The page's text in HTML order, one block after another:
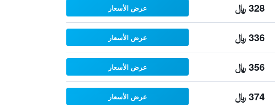
328 ﷼ عرض الأسعار
336 ﷼ عرض الأسعار
356 ﷼ عرض الأسعار
374 ﷼ عرض الأسعار